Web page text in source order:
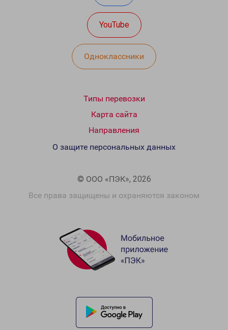
YouTube
Одноклассники
Типы перевозки
Карта сайта
Направления
© ООО «ПЭК», 2026
Все права защищены и охраняются законом
О защите персональных данных